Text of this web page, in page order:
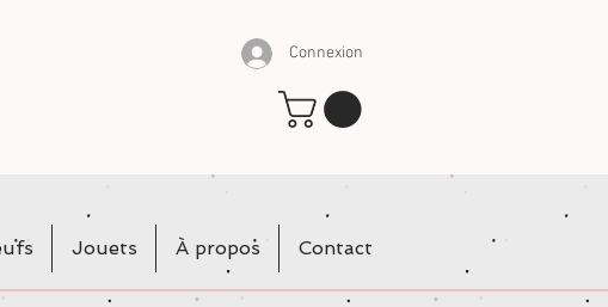
Connexion
Jouets À propos Contact